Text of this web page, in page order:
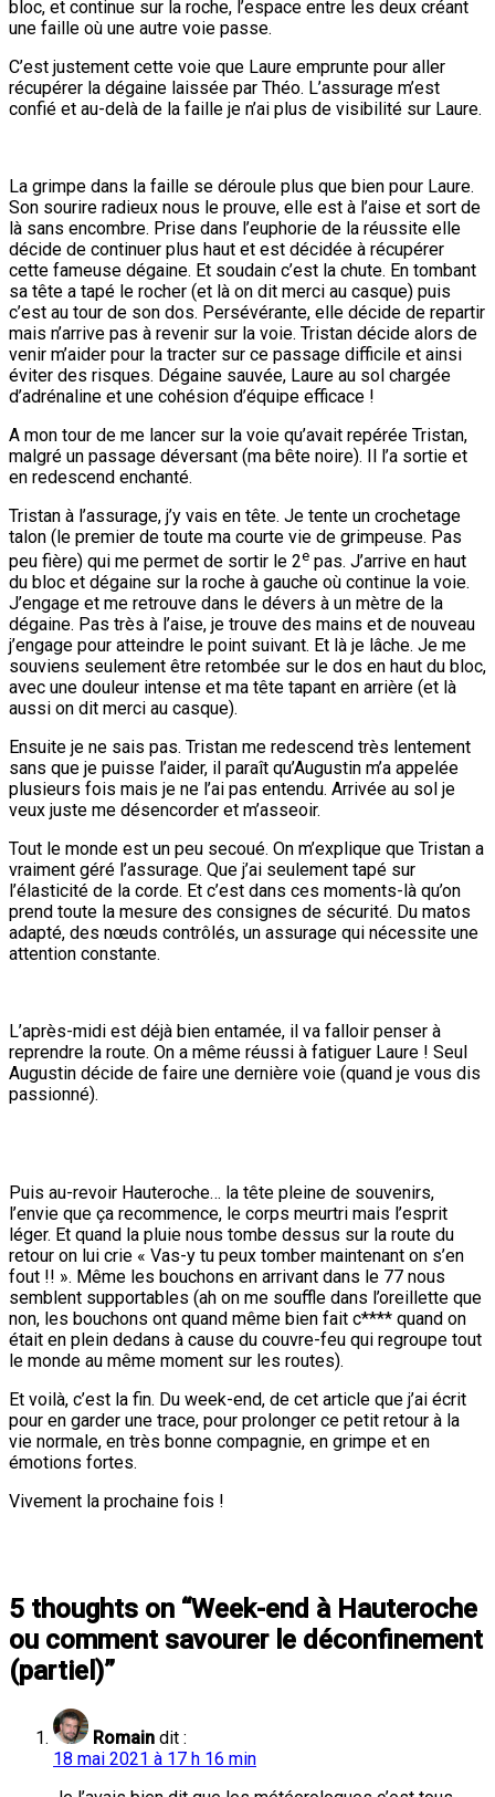
bloc, et continue sur la roche, l’espace entre les deux créant
une faille où une autre voie passe.
C’est justement cette voie que Laure emprunte pour aller
récupérer la dégaine laissée par Théo. L’assurage m’est
confié et au-delà de la faille je n’ai plus de visibilité sur Laure.
La grimpe dans la faille se déroule plus que bien pour Laure.
Son sourire radieux nous le prouve, elle est à l’aise et sort de
là sans encombre. Prise dans l’euphorie de la réussite elle
décide de continuer plus haut et est décidée à récupérer
cette fameuse dégaine. Et soudain c’est la chute. En tombant
sa tête a tapé le rocher (et là on dit merci au casque) puis
c’est au tour de son dos. Persévérante, elle décide de repartir
mais n’arrive pas à revenir sur la voie. Tristan décide alors de
venir m’aider pour la tracter sur ce passage difficile et ainsi
éviter des risques. Dégaine sauvée, Laure au sol chargée
d’adrénaline et une cohésion d’équipe efficace !
A mon tour de me lancer sur la voie qu’avait repérée Tristan,
malgré un passage déversant (ma bête noire). Il l’a sortie et
en redescend enchanté.
Tristan à l’assurage, j’y vais en tête. Je tente un crochetage
talon (le premier de toute ma courte vie de grimpeuse. Pas
peu fière) qui me permet de sortir le 2e pas. J’arrive en haut
du bloc et dégaine sur la roche à gauche où continue la voie.
J’engage et me retrouve dans le dévers à un mètre de la
dégaine. Pas très à l’aise, je trouve des mains et de nouveau
j’engage pour atteindre le point suivant. Et là je lâche. Je me
souviens seulement être retombée sur le dos en haut du bloc,
avec une douleur intense et ma tête tapant en arrière (et là
aussi on dit merci au casque).
Ensuite je ne sais pas. Tristan me redescend très lentement
sans que je puisse l’aider, il paraît qu’Augustin m’a appelée
plusieurs fois mais je ne l’ai pas entendu. Arrivée au sol je
veux juste me désencorder et m’asseoir.
Tout le monde est un peu secoué. On m’explique que Tristan a
vraiment géré l’assurage. Que j’ai seulement tapé sur
l’élasticité de la corde. Et c’est dans ces moments-là qu’on
prend toute la mesure des consignes de sécurité. Du matos
adapté, des nœuds contrôlés, un assurage qui nécessite une
attention constante.
L’après-midi est déjà bien entamée, il va falloir penser à
reprendre la route. On a même réussi à fatiguer Laure ! Seul
Augustin décide de faire une dernière voie (quand je vous dis
passionné).
Puis au-revoir Hauteroche… la tête pleine de souvenirs,
l’envie que ça recommence, le corps meurtri mais l’esprit
léger. Et quand la pluie nous tombe dessus sur la route du
retour on lui crie « Vas-y tu peux tomber maintenant on s’en
fout !! ». Même les bouchons en arrivant dans le 77 nous
semblent supportables (ah on me souffle dans l’oreillette que
non, les bouchons ont quand même bien fait c**** quand on
était en plein dedans à cause du couvre-feu qui regroupe tout
le monde au même moment sur les routes).
Et voilà, c’est la fin. Du week-end, de cet article que j’ai écrit
pour en garder une trace, pour prolonger ce petit retour à la
vie normale, en très bonne compagnie, en grimpe et en
émotions fortes.
Vivement la prochaine fois !
5 thoughts on “Week-end à Hauteroche
ou comment savourer le déconfinement
(partiel)”
Romain dit :
18 mai 2021 à 17 h 16 min